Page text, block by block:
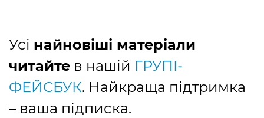
Усі найновіші матеріали
читайте в нашій ГРУПІ-
ФЕЙСБУК. Найкраща підтримка
– ваша підписка.